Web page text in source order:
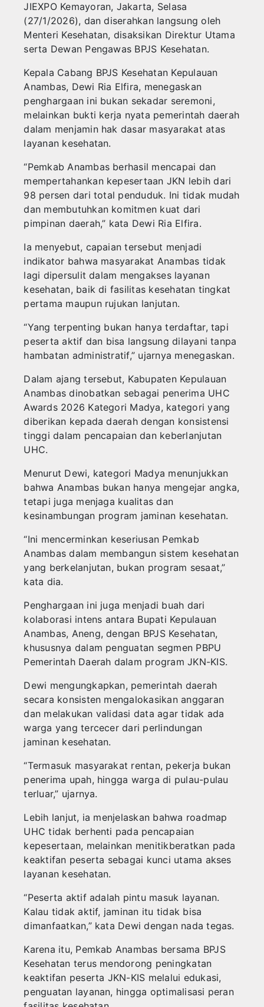
JIEXPO Kemayoran, Jakarta, Selasa
(27/1/2026), dan diserahkan langsung oleh
Menteri Kesehatan, disaksikan Direktur Utama
serta Dewan Pengawas BPJS Kesehatan.
‎Kepala Cabang BPJS Kesehatan Kepulauan
Anambas, Dewi Ria Elfira, menegaskan
penghargaan ini bukan sekadar seremoni,
melainkan bukti kerja nyata pemerintah daerah
dalam menjamin hak dasar masyarakat atas
layanan kesehatan.
‎“Pemkab Anambas berhasil mencapai dan
mempertahankan kepesertaan JKN lebih dari
98 persen dari total penduduk. Ini tidak mudah
dan membutuhkan komitmen kuat dari
pimpinan daerah,” kata Dewi Ria Elfira.
‎Ia menyebut, capaian tersebut menjadi
indikator bahwa masyarakat Anambas tidak
lagi dipersulit dalam mengakses layanan
kesehatan, baik di fasilitas kesehatan tingkat
pertama maupun rujukan lanjutan.
‎“Yang terpenting bukan hanya terdaftar, tapi
peserta aktif dan bisa langsung dilayani tanpa
hambatan administratif,” ujarnya menegaskan.
‎Dalam ajang tersebut, Kabupaten Kepulauan
Anambas dinobatkan sebagai penerima UHC
Awards 2026 Kategori Madya, kategori yang
diberikan kepada daerah dengan konsistensi
tinggi dalam pencapaian dan keberlanjutan
UHC.
‎Menurut Dewi, kategori Madya menunjukkan
bahwa Anambas bukan hanya mengejar angka,
tetapi juga menjaga kualitas dan
kesinambungan program jaminan kesehatan.
‎“Ini mencerminkan keseriusan Pemkab
Anambas dalam membangun sistem kesehatan
yang berkelanjutan, bukan program sesaat,”
kata dia.
‎Penghargaan ini juga menjadi buah dari
kolaborasi intens antara Bupati Kepulauan
Anambas, Aneng, dengan BPJS Kesehatan,
khususnya dalam penguatan segmen PBPU
Pemerintah Daerah dalam program JKN-KIS.
‎Dewi mengungkapkan, pemerintah daerah
secara konsisten mengalokasikan anggaran
dan melakukan validasi data agar tidak ada
warga yang tercecer dari perlindungan
jaminan kesehatan.
‎“Termasuk masyarakat rentan, pekerja bukan
penerima upah, hingga warga di pulau-pulau
terluar,” ujarnya.
‎Lebih lanjut, ia menjelaskan bahwa roadmap
UHC tidak berhenti pada pencapaian
kepesertaan, melainkan menitikberatkan pada
keaktifan peserta sebagai kunci utama akses
layanan kesehatan.
‎“Peserta aktif adalah pintu masuk layanan.
Kalau tidak aktif, jaminan itu tidak bisa
dimanfaatkan,” kata Dewi dengan nada tegas.
‎Karena itu, Pemkab Anambas bersama BPJS
Kesehatan terus mendorong peningkatan
keaktifan peserta JKN-KIS melalui edukasi,
penguatan layanan, hingga optimalisasi peran